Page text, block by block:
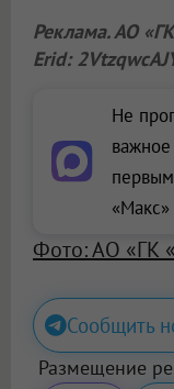
Реклама. АО
Erid:
Не
«Макс»
Фото: АО «ГК
Сообщить
Размещение